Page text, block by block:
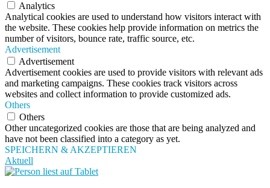
Analytics
Analytical cookies are used to understand how visitors interact with
the website. These cookies help provide information on metrics the
number of visitors, bounce rate, traffic source, etc.
Advertisement
Advertisement
Advertisement cookies are used to provide visitors with relevant ads
and marketing campaigns. These cookies track visitors across
websites and collect information to provide customized ads.
Others
Others
Other uncategorized cookies are those that are being analyzed and
have not been classified into a category as yet.
SPEICHERN & AKZEPTIEREN
Aktuell